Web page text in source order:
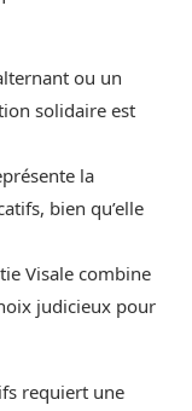
ou un
solidaire est
la
bien qu’elle
Visale combine
judicieux pour
requiert une